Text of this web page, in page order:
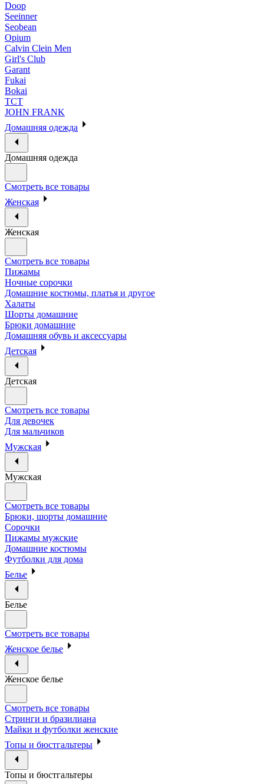
Doop
Seeinner
Seobean
Opium
Calvin Clein Men
Girl's Club
Garant
Fukai
Bokai
ТСТ
JOHN FRANK
Домашняя одежда
Домашняя одежда
Смотреть все товары
Женская
Женская
Смотреть все товары
Пижамы
Ночные сорочки
Домашние костюмы, платья и другое
Халаты
Шорты домашние
Брюки домашние
Домашняя обувь и аксессуары
Детская
Детская
Смотреть все товары
Для девочек
Для мальчиков
Мужская
Мужская
Смотреть все товары
Брюки, шорты домашние
Сорочки
Пижамы мужские
Домашние костюмы
Футболки для дома
Белье
Белье
Смотреть все товары
Женское белье
Женское белье
Смотреть все товары
Стринги и бразилиана
Майки и футболки женские
Топы и бюстгальтеры
Топы и бюстгальтеры